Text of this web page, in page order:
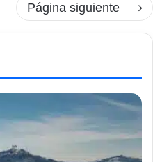
Página siguiente